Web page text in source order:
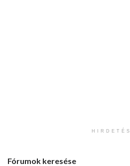
HIRDETÉS
Fórumok keresése